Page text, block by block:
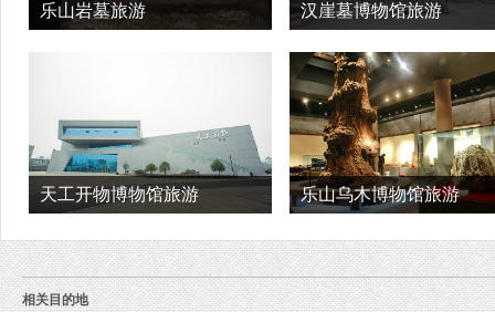
乐山岩墓旅游 汉崖墓博物馆旅游
天工开物博物馆旅游 乐山乌木博物馆旅游
相关目的地